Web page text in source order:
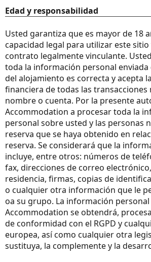
Edad y responsabilidad
Usted garantiza que es mayor de 18
capacidad legal para utilizar este
contrato legalmente vinculante.
toda la información personal
del alojamiento es correcta y acepta
financiera de todas las transacciones
nombre o cuenta. Por la presente
Accommodation a procesar toda la
personal sobre usted y las personas
reserva que se haya obtenido en
reserva. Se considerará que la
incluye, entre otros: números de
fax, direcciones de correo
residencia, firmas, copias de
o cualquier otra información que le
oa su grupo. La información
Accommodation se obtendrá,
de conformidad con el RGPD y
europea, así como cualquier otra
sustituya, la complemente y la